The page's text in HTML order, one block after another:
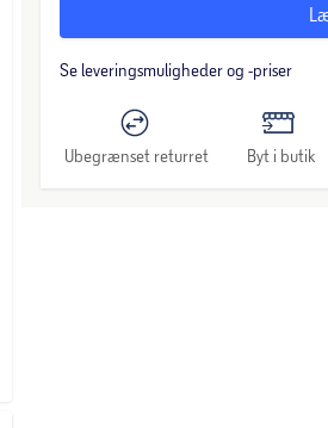
Se leveringsmuligheder og -priser
Ubegrænset returret Byt i butik